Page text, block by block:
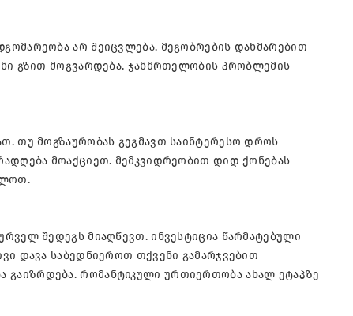
არ შეიცვლება. მეგობრების დახმარებით
გზით მოგვარდება. ჯანმრთელობის პრობლემის
თუ მოგზაურობას გეგმავთ საინტერესო დროს
მოაქციეთ. მემკვიდრეობით დიდ ქონებას
შედეგს მიაღწევთ. ინვესტიცია წარმატებული
დავა საბედნიეროთ თქვენი გამარჯვებით
რომანტიკული ურთიერთობა ახალ ეტაპზე